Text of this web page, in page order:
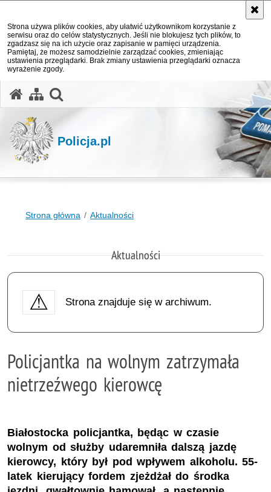
Strona używa plików cookies, aby ułatwić użytkownikom korzystanie z
serwisu oraz do celów statystycznych. Jeśli nie blokujesz tych plików, to
zgadzasz się na ich użycie oraz zapisanie w pamięci urządzenia.
Pamiętaj, że możesz samodzielnie zarządzać cookies, zmieniając
ustawienia przeglądarki. Brak zmiany ustawienia przeglądarki oznacza
wyrażenie zgody.
Policja.pl
Strona główna Aktualności
Aktualności
Strona znajduje się w archiwum.
Policjantka na wolnym zatrzymała
nietrzeźwego kierowcę
Białostocka policjantka, będąc w czasie
wolnym od służby udaremniła dalszą jazdę
kierowcy, który był pod wpływem alkoholu. 55-
latek kierujący fordem zjeżdżał do środka